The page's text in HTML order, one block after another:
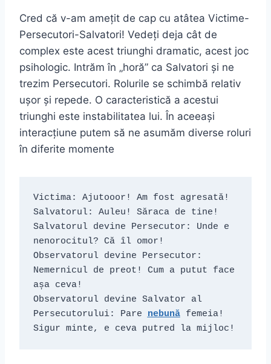
Cred că v-am amețit de cap cu atâtea Victime-
Persecutori-Salvatori! Vedeți deja cât de
complex este acest triunghi dramatic, acest joc
psihologic. Intrăm în „horă” ca Salvatori și ne
trezim Persecutori. Rolurile se schimbă relativ
ușor și repede. O caracteristică a acestui
triunghi este instabilitatea lui. În aceeași
interacțiune putem să ne asumăm diverse roluri
în diferite momente
Victima: Ajutooor! Am fost agresată!
Salvatorul: Auleu! Săraca de tine!
Salvatorul devine Persecutor: Unde e
nenorocitul? Că îl omor!
Observatorul devine Persecutor:
Nemernicul de preot! Cum a putut face
așa ceva!
Observatorul devine Salvator al
Persecutorului: Pare nebună femeia!
Sigur minte, e ceva putred la mijloc!